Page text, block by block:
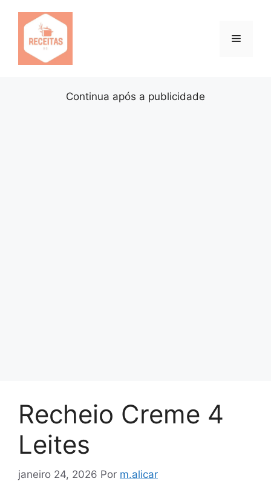
conteúdo
Menu
Continua após a publicidade
Recheio Creme 4
Leites
janeiro 24, 2026 Por m.alicar